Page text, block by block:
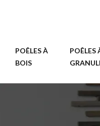
POÊLES À
BOIS
POÊLES